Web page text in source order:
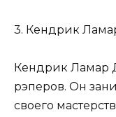
3. Кендрик
Кендрик Ламар
рэперов. Он
своего